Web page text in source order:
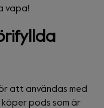
vapa!
att användas med
pods som är